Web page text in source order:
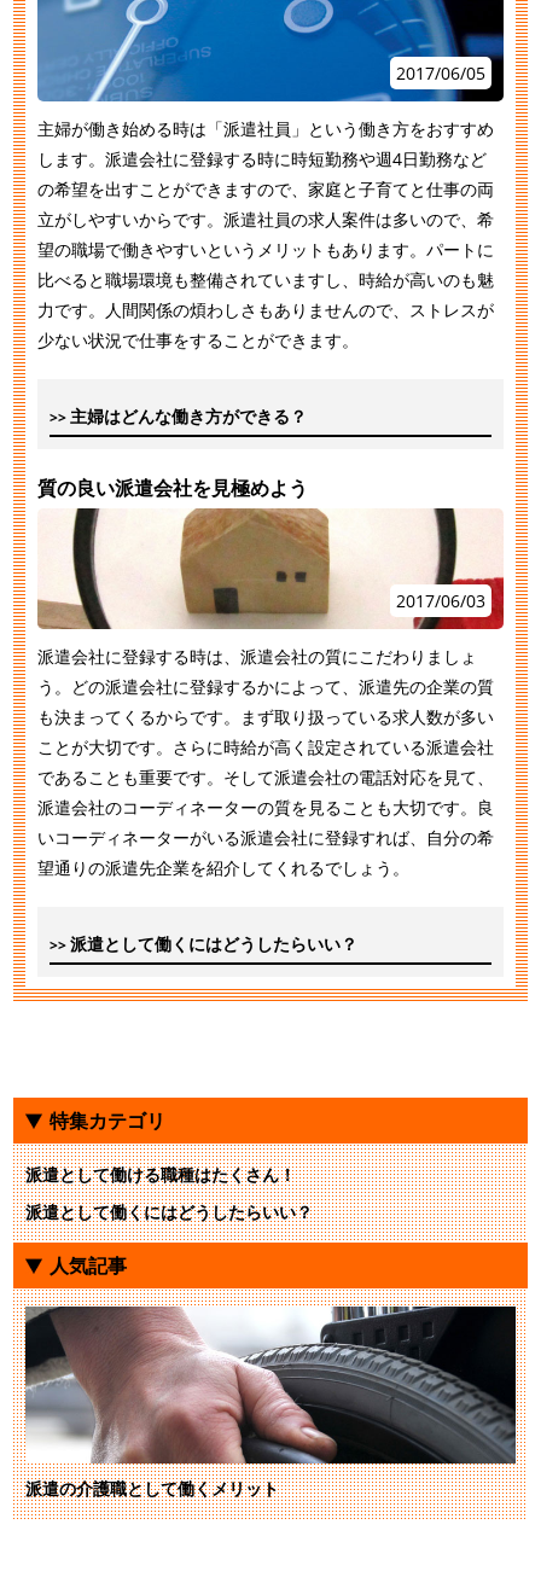
2017/06/05
主婦が働き始める時は「派遣社員」という働き方をおすすめ
します。派遣会社に登録する時に時短勤務や週4日勤務など
の希望を出すことができますので、家庭と子育てと仕事の両
立がしやすいからです。派遣社員の求人案件は多いので、希
望の職場で働きやすいというメリットもあります。パートに
比べると職場環境も整備されていますし、時給が高いのも魅
力です。人間関係の煩わしさもありませんので、ストレスが
少ない状況で仕事をすることができます。
主婦はどんな働き方ができる？
質の良い派遣会社を見極めよう
2017/06/03
派遣会社に登録する時は、派遣会社の質にこだわりましょ
う。どの派遣会社に登録するかによって、派遣先の企業の質
も決まってくるからです。まず取り扱っている求人数が多い
ことが大切です。さらに時給が高く設定されている派遣会社
であることも重要です。そして派遣会社の電話対応を見て、
派遣会社のコーディネーターの質を見ることも大切です。良
いコーディネーターがいる派遣会社に登録すれば、自分の希
望通りの派遣先企業を紹介してくれるでしょう。
派遣として働くにはどうしたらいい？
特集カテゴリ
派遣として働ける職種はたくさん！
派遣として働くにはどうしたらいい？
人気記事
派遣の介護職として働くメリット